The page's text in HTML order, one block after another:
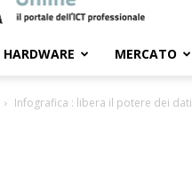
HARDWARE MERCATO
Infografica : libera il potere dei dati